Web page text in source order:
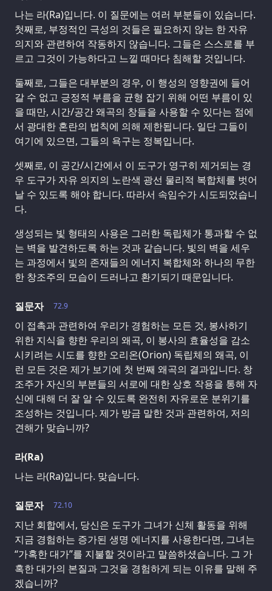
나는 라(Ra)입니다. 이 질문에는 여러 부분들이 있습니다.
첫째로, 부정적인 극성의 것들은 필요하지 않는 한 자유
의지와 관련하여 작동하지 않습니다. 그들은 스스로를 부
르고 그것이 가능하다고 느낄 때마다 침해할 것입니다.
둘째로, 그들은 대부분의 경우, 이 행성의 영향권에 들어
갈 수 없고 긍정적 부름을 균형 잡기 위해 어떤 부름이 있
을 때만, 시간/공간 왜곡의 창들을 사용할 수 있다는 점에
서 광대한 혼란의 법칙에 의해 제한됩니다. 일단 그들이
여기에 있으면, 그들의 욕구는 정복입니다.
셋째로, 이 공간/시간에서 이 도구가 영구히 제거되는 경
우 도구가 자유 의지의 노란색 광선 물리적 복합체를 벗어
날 수 있도록 해야 합니다. 따라서 속임수가 시도되었습니
다.
생성되는 빛 형태의 사용은 그러한 독립체가 통과할 수 없
는 벽을 발견하도록 하는 것과 같습니다. 빛의 벽을 세우
는 과정에서 빛의 존재들의 에너지 복합체와 하나의 무한
한 창조주의 모습이 드러나고 환기되기 때문입니다.
72.9
질문자
이 접촉과 관련하여 우리가 경험하는 모든 것, 봉사하기
위한 지식을 향한 우리의 왜곡, 이 봉사의 효율성을 감소
시키려는 시도를 향한 오리온(Orion) 독립체의 왜곡, 이
런 모든 것은 제가 보기에 첫 번째 왜곡의 결과입니다. 창
조주가 자신의 부분들의 서로에 대한 상호 작용을 통해 자
신에 대해 더 잘 알 수 있도록 완전히 자유로운 분위기를
조성하는 것입니다. 제가 방금 말한 것과 관련하여, 저의
견해가 맞습니까?
라(Ra)
나는 라(Ra)입니다. 맞습니다.
72.10
질문자
지난 회합에서, 당신은 도구가 그녀가 신체 활동을 위해
지금 경험하는 증가된 생명 에너지를 사용한다면, 그녀는
“가혹한 대가”를 지불할 것이라고 말씀하셨습니다. 그 가
혹한 대가의 본질과 그것을 경험하게 되는 이유를 말해 주
겠습니까?